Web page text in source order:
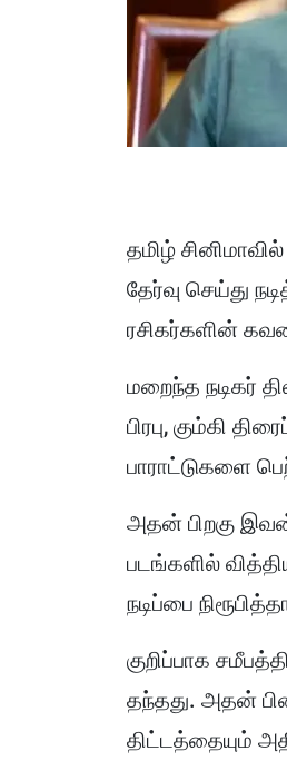
தமிழ்
தேர்வு செய்து
ரசிகர்களின்
மறைந்த நடிகர்
பிரபு, கும்கி
பாராட்டுகளை
அதன் பிறகு
படங்களில்
நடிப்பை
குறிப்பாக
தந்தது. அதன்
திட்டத்தையும்